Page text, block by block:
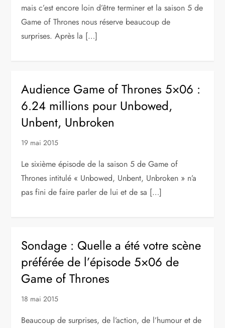
mais c’est encore loin d’être terminer et la saison 5 de
Game of Thrones nous réserve beaucoup de
surprises. Après la […]
Audience Game of Thrones 5×06 :
6.24 millions pour Unbowed,
Unbent, Unbroken
19 mai 2015
Le sixième épisode de la saison 5 de Game of
Thrones intitulé « Unbowed, Unbent, Unbroken » n’a
pas fini de faire parler de lui et de sa […]
Sondage : Quelle a été votre scène
préférée de l’épisode 5×06 de
Game of Thrones
18 mai 2015
Beaucoup de surprises, de l’action, de l’humour et de